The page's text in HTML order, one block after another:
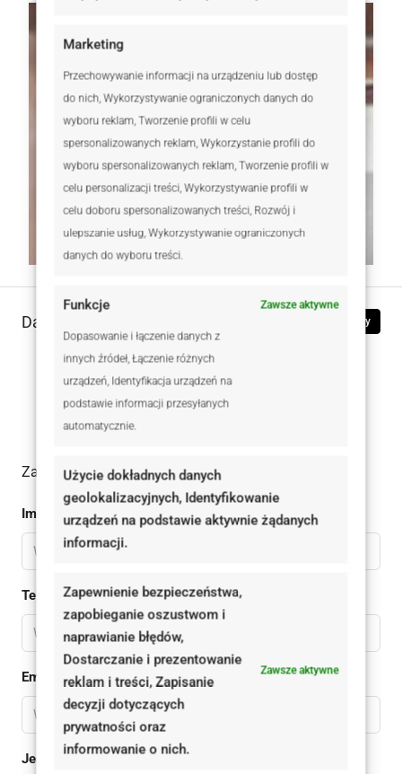
Marketing
Przechowywanie informacji na urządzeniu lub dostęp
do nich, Wykorzystywanie ograniczonych danych do
wyboru reklam, Tworzenie profili w celu
spersonalizowanych reklam, Wykorzystanie profili do
wyboru spersonalizowanych reklam, Tworzenie profili w
celu personalizacji treści, Wykorzystywanie profili w
celu doboru spersonalizowanych treści, Rozwój i
ulepszanie usług, Wykorzystywanie ograniczonych
danych do wyboru treści.
Funkcje Zawsze aktywne
Dopasowanie i łączenie danych z
innych źródeł, Łączenie różnych
urządzeń, Identyfikacja urządzeń na
podstawie informacji przesyłanych
automatycznie.
Użycie dokładnych danych
geolokalizacyjnych, Identyfikowanie
urządzeń na podstawie aktywnie żądanych
informacji.
Zapewnienie bezpieczeństwa,
zapobieganie oszustwom i
naprawianie błędów,
Dostarczanie i prezentowanie
reklam i treści, Zapisanie
decyzji dotyczących
prywatności oraz
informowanie o nich.
Zawsze aktywne
Dane kontaktowe Zobacz oferty
Elżbieta Mieloch
+48 666 331 664
Zadaj pytanie do oferty
Imię
Telefon
Email
Jestem